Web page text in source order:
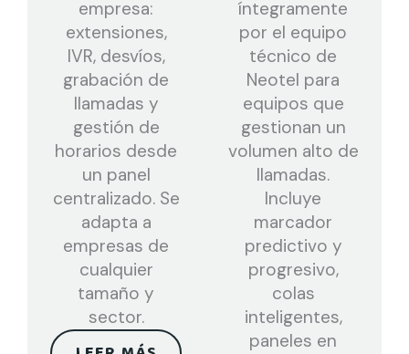
empresa:
extensiones,
IVR, desvíos,
grabación de
llamadas y
gestión de
horarios desde
un panel
centralizado. Se
adapta a
empresas de
cualquier
tamaño y
sector.
íntegramente
por el equipo
técnico de
Neotel para
equipos que
gestionan un
volumen alto de
llamadas.
Incluye
marcador
predictivo y
progresivo,
colas
inteligentes,
paneles en